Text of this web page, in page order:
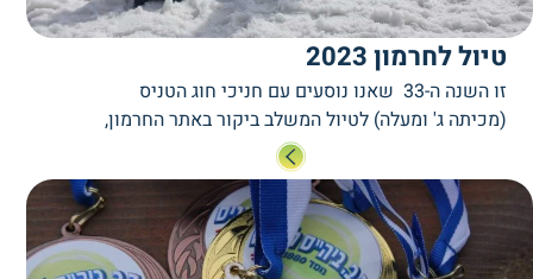
טיול לחרמון 2023
זו השנה ה-33 שאנו נוסעים עם חניכי חוג הטניס
(מכיתה ג' ומעלה) לטיול המשלב ביקור באתר החרמון,
פעילות במרכז קנדה (משחק באולינג, החלקה על
הקרח ומתחם iJump) וטורניר זוגות במרכז הטניס
בחיפה. הטיול נועד לגיבוש חברתי, היכרויות בין
חניכים ממועדוני הטניס השונים, הידוק הקשר בין
החניכים למדריכים, הנאה וכיף.